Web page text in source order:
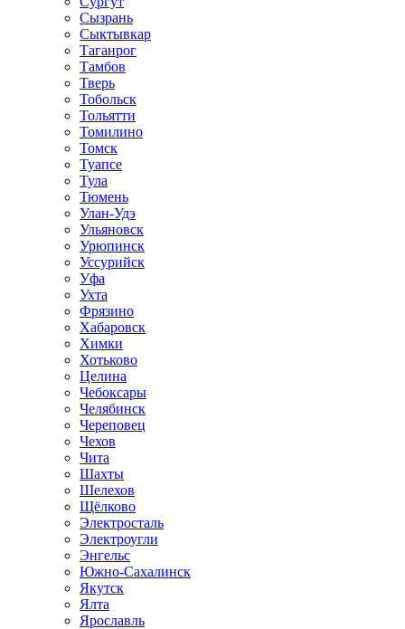
Сызрань
Сыктывкар
Таганрог
Тамбов
Тверь
Тобольск
Тольятти
Томилино
Томск
Туапсе
Тула
Тюмень
Улан-Удэ
Ульяновск
Урюпинск
Уссурийск
Уфа
Ухта
Фрязино
Хабаровск
Химки
Хотьково
Целина
Чебоксары
Челябинск
Череповец
Чехов
Чита
Шахты
Шелехов
Щёлково
Электросталь
Электроугли
Энгельс
Южно-Сахалинск
Якутск
Ялта
Ярославль